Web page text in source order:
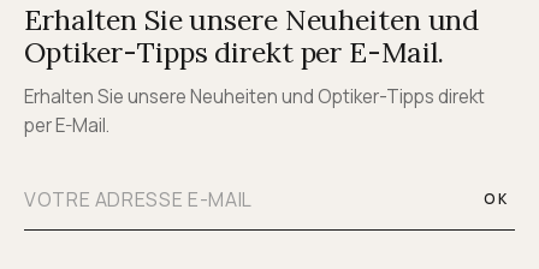
Erhalten Sie unsere Neuheiten und
Optiker-Tipps direkt per E-Mail.
Erhalten Sie unsere Neuheiten und Optiker-Tipps direkt
per E-Mail.
OK